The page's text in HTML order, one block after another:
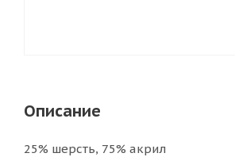
Описание
25% шерсть, 75% акрил